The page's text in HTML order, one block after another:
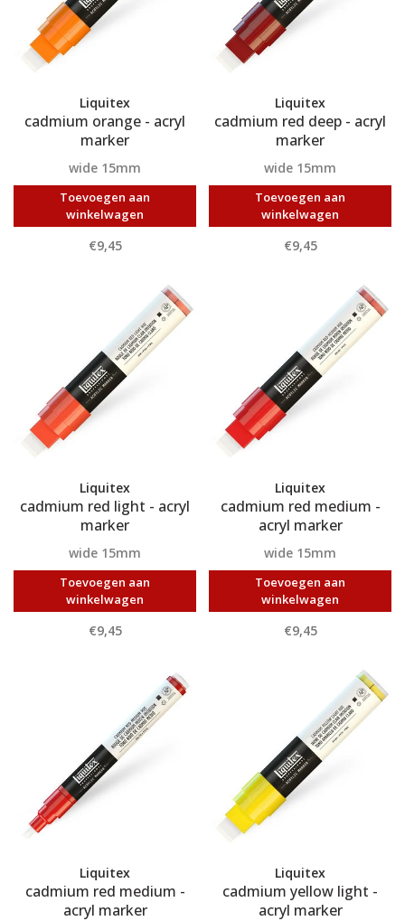
Liquitex
cadmium orange - acryl
marker
wide 15mm
Toevoegen aan
winkelwagen
€9,45
Liquitex
cadmium red deep - acryl
marker
wide 15mm
Toevoegen aan
winkelwagen
€9,45
Liquitex
cadmium red light - acryl
marker
wide 15mm
Toevoegen aan
winkelwagen
€9,45
Liquitex
cadmium red medium -
acryl marker
wide 15mm
Toevoegen aan
winkelwagen
€9,45
Liquitex
cadmium red medium -
acryl marker
Liquitex
cadmium yellow light -
acryl marker